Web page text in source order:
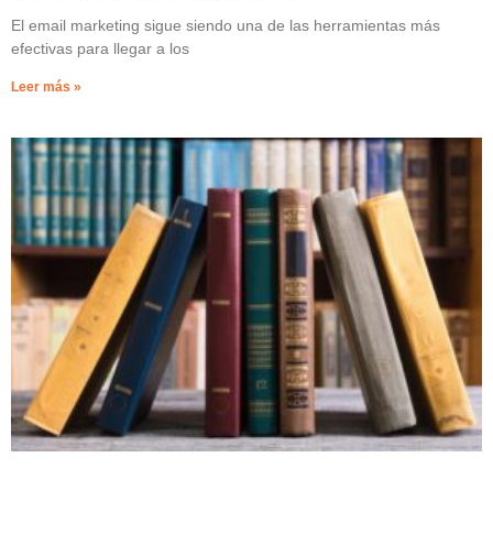
El email marketing sigue siendo una de las herramientas más
efectivas para llegar a los
Leer más »